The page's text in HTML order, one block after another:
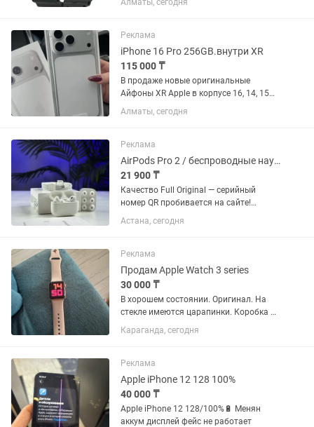
Алматы, сегодня
Реклама
iPhone 16 Pro 256GB.внутри XR
115 000 ₸
В продаже новые оригинальные
Айфоны XR Apple в корпусе 16, 14, 15
про 256 гб в запечатанной коробке,
под пломбами ! В Подарок Чехол
обычного 15 про, то что в нашем...
Алматы, сегодня
Реклама
AirPods Pro 2 / беспроводные наушники / AirPods с шумоподавлением
21 900 ₸
Качество Full Original — серийный
номер QR пробивается на сайте!
MagSafe кейс, отличное
шумоподавление, качественный
Поддержка iOS и Android. 💯 Что
входит: —...
Астана, сегодня
Реклама
Продам Apple Watch 3 series
30 000 ₸
В хорошем состоянии. Оригинал. На
стекле имеются царапинки. Коробка и
зарядка есть.
Караганда, сегодня
Реклама
Apple iPhone 12 128 100%
40 000 ₸
Apple iPhone 12 128/100%🔋 Менян
аккум дисплей фейс не работает